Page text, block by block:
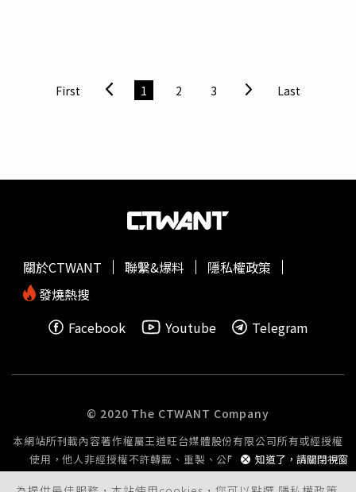
帶、最佳社交寓意獎肯定。同時，也是美國布魯克林電影節
觀眾票選最佳影片獎得主，深受國際肯定，實屬台灣之光。
朋友；《Are You In Heaven你在天堂嗎？》則是透過血淋
景，包括板橋林本源園邸、台北市松山奉天宮、新北市政府
際大戰x COVERGIRL、Chanel、P!nk、50 cent等人的經典
影片操刀的英國導演兄弟黨Adam Hayes與Nick Hayes。
Alex表示，能在疫情之間邀請到這麼多大咖協助，對每一位
當時鳳小岳正在同步拍攝《華燈初上》，幾乎是在沒有睡覺
看見全體劇組的用心，Alex決定在YouTube上免費公開三部
正式公開，巧得是這天正好是他母親的生日，確定日期當
兩支短片，預計於8月31日、9月8日公開。
一張圖，讓她氣炸並提醒若有玩Discord的人一定要記得把
私訊關掉，因為詐騙隨時會找上你。
First 1 2 3 Last
知道了，請關閉視窗
關於CTWANT 聯繫&爆料
隱私權政策
發燒熱搜
Facebook
Youtube Telegram
© 2020 The CTWANT Company
本網站所刊載內容著作權屬王道旺台媒體股份有限公司所有或經授權
使用，他人非經授權不許轉載、重製、公開播送或公開傳輸。